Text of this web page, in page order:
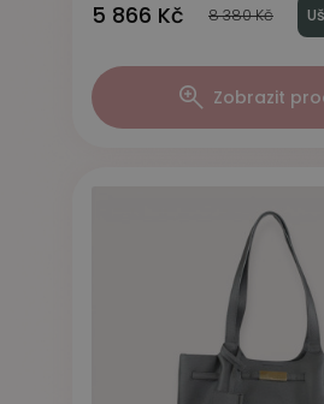
5 866 Kč 8 380 Kč
Zobrazit